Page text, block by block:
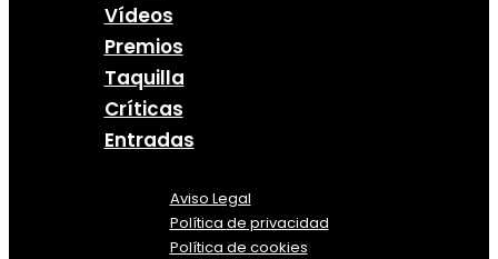
Vídeos
Premios
Taquilla
Críticas
Entradas
Aviso Legal
Política de privacidad
Política de cookies